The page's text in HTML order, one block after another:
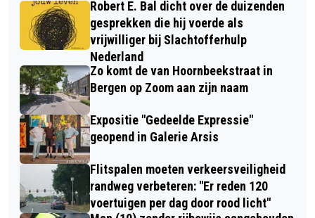
Robert E. Bal dicht over de duizenden
gesprekken die hij voerde als
vrijwilliger bij Slachtofferhulp
Nederland
Zo komt de van Hoornbeekstraat in
Bergen op Zoom aan zijn naam
Expositie "Gedeelde Expressie"
geopend in Galerie Arsis
Flitspalen moeten verkeersveiligheid
randweg verbeteren: "Er reden 120
voertuigen per dag door rood licht"